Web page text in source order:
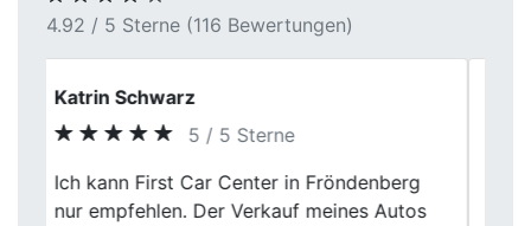
4.92 / 5 Sterne (116 Bewertungen)
Tobi
5 / 5 Sterne
Ich bin sehr zufrieden mit First Car Center.
Sie haben meinen Gebrauchtwagen in
Previous